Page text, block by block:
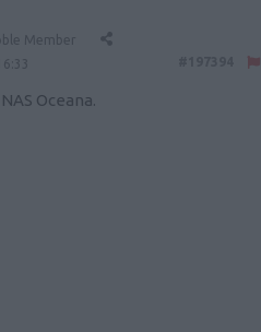
Member
Oceana.